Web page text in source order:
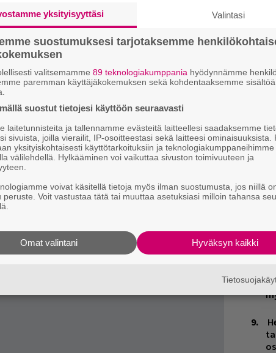
puhelaulun yhdistelmä sitten toimii
sillä kahden jättiläisen yhteislevy Luluon
Kuuntele koko albumijärkäle projektin
tiedät mistä kahvitauolla puhutaan! Nappaa
suoraan sähköpostiin tästä.
yksityisyyttäsi Valintasi
suostumuksesi tarjotaksemme
valitsemamme 89 teknologiakumppania hyödynnämme
paremman käyttäjäkokemuksen sekä kohdentaaksemme
suostut tietojesi käyttöön seuraavasti
laitetunnisteita ja tallennamme evästeitä laitteellesi saadaksemme
sivuista, joilla vierailit, IP-osoitteestasi sekä laitteesi ominaisuuksista.
yksityiskohtaisesti käyttötarkoituksiin ja teknologiakumppaneihimme
välilehdellä. Hylkääminen voi vaikuttaa sivuston toimivuuteen ja
voivat käsitellä tietoja myös ilman suostumusta, jos niillä
peruste. Voit vastustaa tätä tai muuttaa asetuksiasi milloin tahansa
Hyväksyn kaikki
Omat valintani